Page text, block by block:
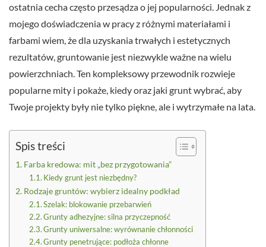
ostatnia cecha często przesądza o jej popularności. Jednak z
mojego doświadczenia w pracy z różnymi materiałami i
farbami wiem, że dla uzyskania trwałych i estetycznych
rezultatów, gruntowanie jest niezwykle ważne na wielu
powierzchniach. Ten kompleksowy przewodnik rozwieje
popularne mity i pokaże, kiedy oraz jaki grunt wybrać, aby
Twoje projekty były nie tylko piękne, ale i wytrzymałe na lata.
Spis treści
Farba kredowa: mit „bez przygotowania”
Kiedy grunt jest niezbędny?
Rodzaje gruntów: wybierz idealny podkład
Szelak: blokowanie przebarwień
Grunty adhezyjne: silna przyczepność
Grunty uniwersalne: wyrównanie chłonności
Grunty penetrujące: podłoża chłonne